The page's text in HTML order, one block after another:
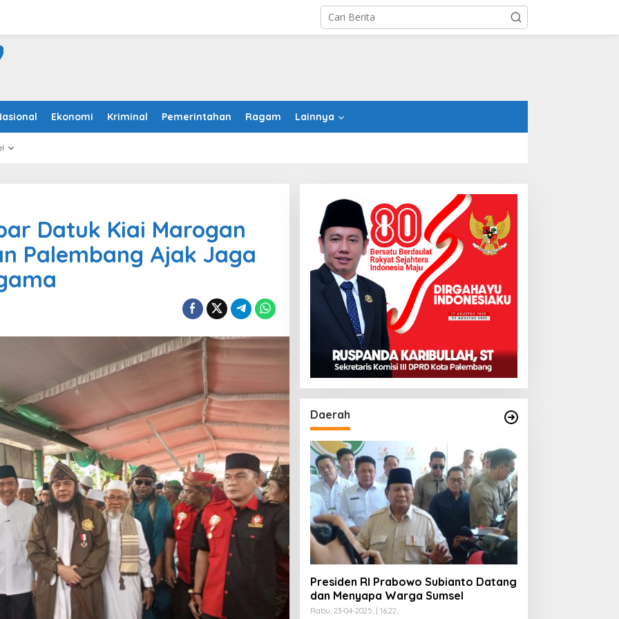
Ekonomi Kriminal Pemerintahan Ragam Lainnya
Datuk Kiai Marogan
Palembang Ajak Jaga
Daerah
Presiden RI Prabowo Subianto Datang
dan Menyapa Warga Sumsel
Rabu, 23-04-2025, | 16:22,